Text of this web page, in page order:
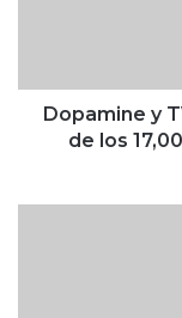
y
Dopamine y
de los